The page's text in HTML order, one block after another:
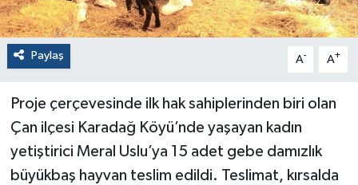
Paylaş A- A+
Proje çerçevesinde ilk hak sahiplerinden biri olan
Çan ilçesi Karadağ Köyü’nde yaşayan kadın
yetiştirici Meral Uslu’ya 15 adet gebe damızlık
büyükbaş hayvan teslim edildi. Teslimat, kırsalda